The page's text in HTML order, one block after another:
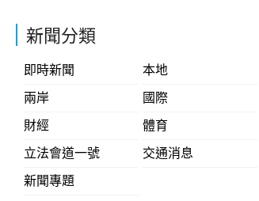
新聞分類
即時新聞
本地
兩岸
國際
財經
體育
立法會道一號
交通消息
新聞專題